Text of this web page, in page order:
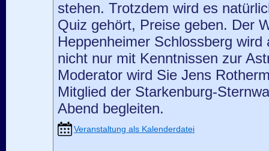
stehen. Trotzdem wird es
Quiz gehört, Preise geben. Der
Heppenheimer Schlossberg
nicht nur mit Kenntnissen zur
Moderator wird Sie Jens
Mitglied der Starkenburg-
Abend begleiten.
Veranstaltung als Kalenderdatei